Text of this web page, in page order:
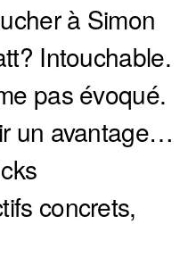
à Simon
Intouchable.
pas évoqué.
un avantage…
concrets,